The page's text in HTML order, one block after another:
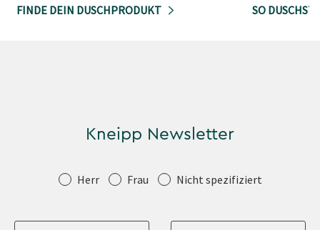
FINDE DEIN DUSCHPRODUKT
SO DUSCHST
Kneipp Newsletter
Anrede Herr Frau Nicht spezifiziert